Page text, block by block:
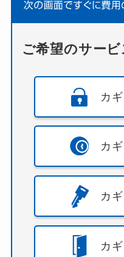
ご希望のサー
カ
カ
カ
カ